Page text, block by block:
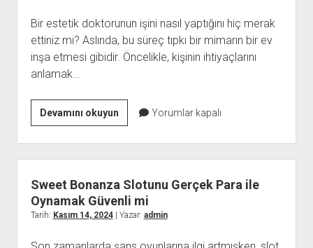
Bir estetik doktorunun işini nasıl yaptığını hiç merak
ettiniz mi? Aslında, bu süreç tıpkı bir mimarın bir ev
inşa etmesi gibidir. Öncelikle, kişinin ihtiyaçlarını
anlamak…
Devamını okuyunGebze
Estetik
Doktoru
Güzellik
İçin
Profesyonel
Yaklaşım
Yorumlar kapalı
Sweet Bonanza Slotunu Gerçek Para ile
Oynamak Güvenli mi
Tarih: Kasım 14, 2024| Yazar: admin